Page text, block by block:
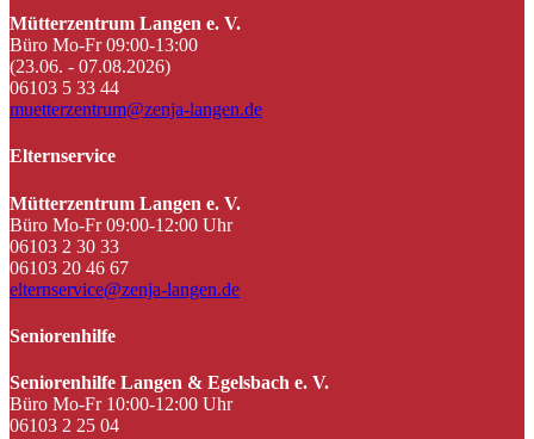
Mütterzentrum Langen e. V.
Büro Mo-Fr 09:00-13:00
(23.06. - 07.08.2026)
06103 5 33 44
muetterzentrum@zenja-langen.de
Elternservice
Mütterzentrum Langen e. V.
Büro Mo-Fr 09:00-12:00 Uhr
06103 2 30 33
06103 20 46 67
elternservice@zenja-langen.de
Seniorenhilfe
Seniorenhilfe Langen & Egelsbach e. V.
Büro Mo-Fr 10:00-12:00 Uhr
06103 2 25 04